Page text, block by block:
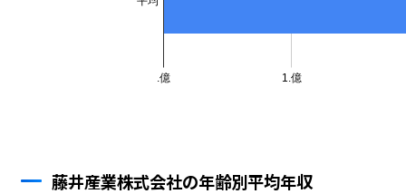
藤井産業株式会社の年齢別平均年収